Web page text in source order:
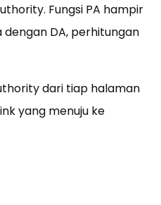
Fungsi PA hampir
DA, perhitungan
dari tiap halaman
yang menuju ke